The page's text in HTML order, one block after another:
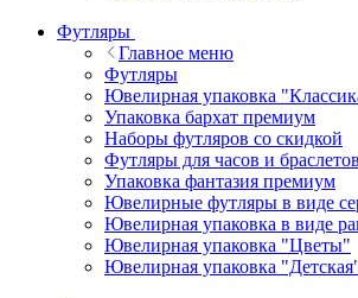
Футляры
Главное меню
Футляры
Ювелирная упаковка
Упаковка бархат премиум
Наборы футляров со скидкой
Футляры для часов и браслетов
Упаковка фантазия премиум
Ювелирные футляры в виде
Ювелирная упаковка в виде
Ювелирная упаковка "Цветы"
Ювелирная упаковка